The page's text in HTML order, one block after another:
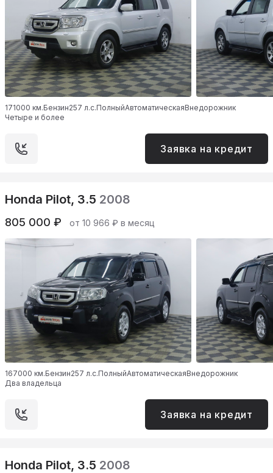
171000 км.Бензин257 л.с.ПолныйАвтоматическаяВнедорожник
Четыре и более
Заявка на кредит
Honda Pilot, 3.5 2008
805 000 ₽ от 10 966 ₽ в месяц
167000 км.Бензин257 л.с.ПолныйАвтоматическаяВнедорожник
Два владельца
Заявка на кредит
Honda Pilot, 3.5 2008